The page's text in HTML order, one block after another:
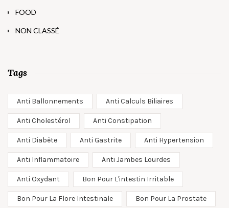
FOOD
NON CLASSÉ
Tags
Anti Ballonnements Anti Calculs Biliaires
Anti Cholestérol Anti Constipation
Anti Diabète Anti Gastrite Anti Hypertension
Anti Inflammatoire Anti Jambes Lourdes
Anti Oxydant Bon Pour L'intestin Irritable
Bon Pour La Flore Intestinale Bon Pour La Prostate